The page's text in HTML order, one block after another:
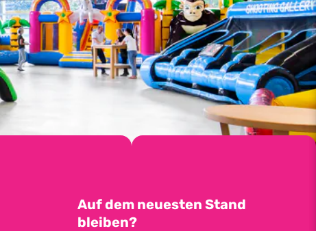
Auf dem neuesten Stand
bleiben?